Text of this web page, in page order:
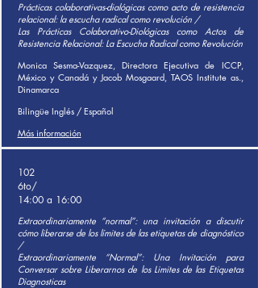
Prácticas colaborativas-dialógicas como acto de resistencia
relacional: la escucha radical como revolución /
Las Prácticas Colaborativo-Diológicas como Actos de
Resistencia Relacional: La Escucha Radical como Revolución
Monica Sesma-Vazquez, Directora Ejecutiva de ICCP,
México y Canadá y Jacob Mosgaard, TAOS Institute as.,
Dinamarca
Bilingüe Inglés / Español
Más información
102
6to/
14:00 a 16:00
Extraordinariamente “normal”: una invitación a discutir
cómo liberarse de los límites de las etiquetas de diagnóstico
/
Extraordinariamente “Normal”: Una Invitación para
Conversar sobre Liberarnos de los Limites de las Etiquetas
Diagnosticas